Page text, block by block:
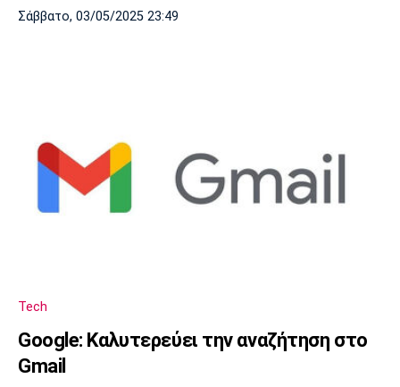
Σάββατο, 03/05/2025 23:49
Tech
Google: Καλυτερεύει την αναζήτηση στο
Gmail